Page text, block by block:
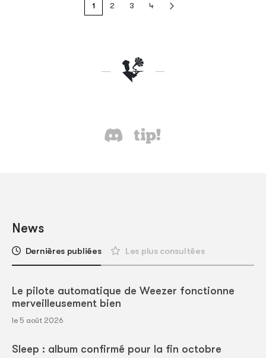
1 2 3 4
News
Dernières publiées Les plus consultées
Le pilote automatique de Weezer fonctionne
merveilleusement bien
le 5 août 2026
Sleep : album confirmé pour la fin octobre